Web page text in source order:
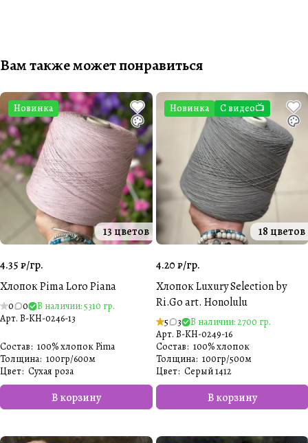
Вам также может понравиться
Новинка
13 цветов
4.35 ₽/гр.
Хлопок Pima Loro Piana
0 0
В наличии: 5310 гр.
Арт. B-KH-0246-13
В корзину
Состав: 100% хлопок Pima
Толщина: 100гр/600м
Цвет: Сухая роза
Новинка С видео📺
18 цветов
4.20 ₽/гр.
Хлопок Luxury Selection by
Ri.Go art. Honolulu
5 3
В наличии: 2700 гр.
Арт. B-KH-0249-16
В корзину
Состав: 100% хлопок
Толщина: 100гр/500м
Цвет: Серый 1412